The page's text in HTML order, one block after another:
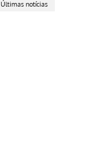
Últimas notícias